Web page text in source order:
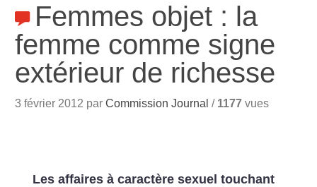
Femmes objet : la
femme comme signe
extérieur de richesse
3 février 2012 parCommission Journal / 1177 vues
Les affaires à caractère sexuel touchant